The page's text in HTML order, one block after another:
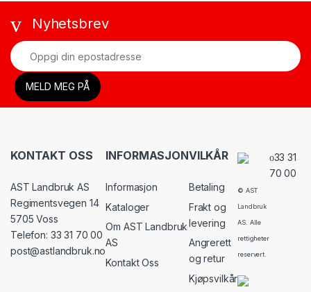
Nyhetsbrev
KONTAKT OSS
AST Landbruk AS
Regimentsvegen 14
5705 Voss
Telefon: 33 31 70 00
post@astlandbruk.no
INFORMASJON
Informasjon
Kataloger
Om AST Landbruk
AS
Kontakt Oss
VILKÅR
Betaling
Frakt og
levering
Angrerett
og retur
Kjøpsvilkår
© AST
Landbruk
AS. Alle
rettigheter
reservert.
33 31
70 00